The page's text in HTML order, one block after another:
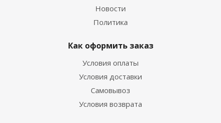
Новости
Политика
Как оформить заказ
Условия оплаты
Условия доставки
Самовывоз
Условия возврата